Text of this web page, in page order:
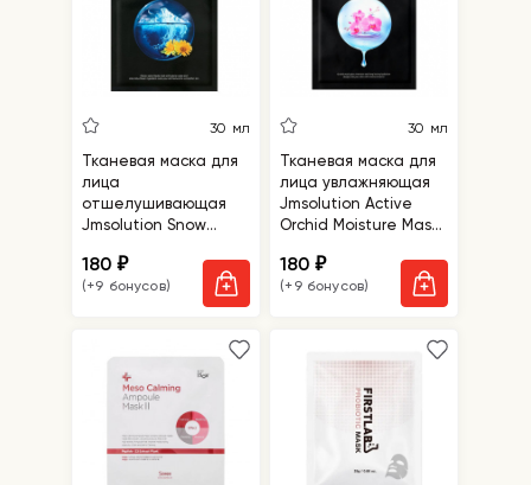
30 мл
Тканевая маска для
лица
отшелушивающая
Jmsolution Snow
Alaska Mask Snow
180₽
(+9 бонусов)
30 мл
Тканевая маска для
лица увлажняющая
Jmsolution Active
Orchid Moisture Mask
180₽
(+9 бонусов)